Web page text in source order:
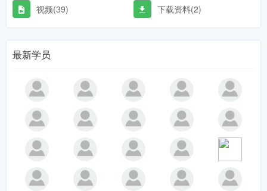
视频(39) 下载资料(2)
最新学员